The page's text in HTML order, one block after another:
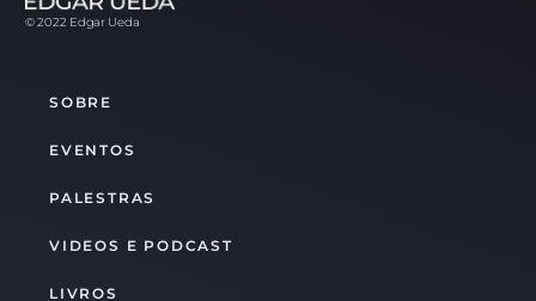
© 2022 Edgar Ueda
SOBRE
EVENTOS
PALESTRAS
VIDEOS E PODCAST
LIVROS